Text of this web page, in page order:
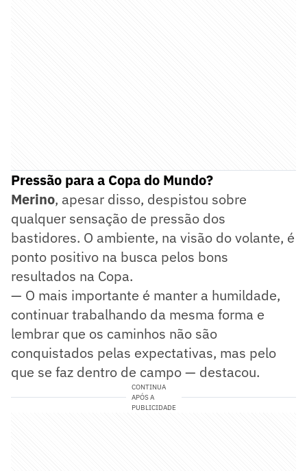
Pressão para a Copa do Mundo?
Merino, apesar disso, despistou sobre
qualquer sensação de pressão dos
bastidores. O ambiente, na visão do volante, é
ponto positivo na busca pelos bons
resultados na Copa.
— O mais importante é manter a humildade,
continuar trabalhando da mesma forma e
lembrar que os caminhos não são
conquistados pelas expectativas, mas pelo
que se faz dentro de campo — destacou.
CONTINUA
APÓS A
PUBLICIDADE